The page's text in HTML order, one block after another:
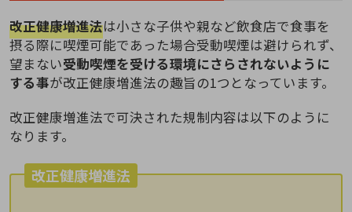
改正健康増進法は小さな子供や親など飲食店で食事を
摂る際に喫煙可能であった場合受動喫煙は避けられず、
望まない受動喫煙を受ける環境にさらされないように
する事が改正健康増進法の趣旨の1つとなっています。
改正健康増進法で可決された規制内容は以下のように
なります。
改正健康増進法